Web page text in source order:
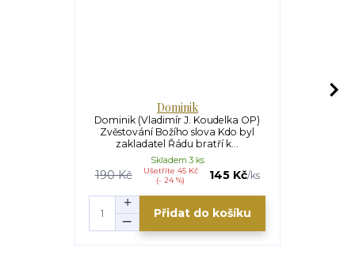
Dominik
Dominik (Vladimír J. Koudelka OP)
Zvěstování Božího slova Kdo byl
zakladatel Řádu bratří k...
190 Kč
Ušetříte 45 Kč
(- 24 %)
145 Kč/ks
Skladem 3 ks
Přidat do košíku